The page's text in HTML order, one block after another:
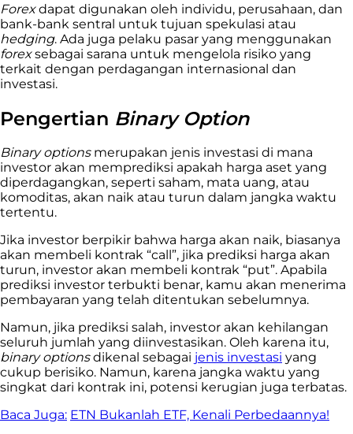
Forexdapat digunakan oleh individu, perusahaan, dan
bank-bank sentral untuk tujuan spekulasi atau
hedging. Ada juga pelaku pasar yang menggunakan
forexsebagai sarana untuk mengelola risiko yang
terkait dengan perdagangan internasional dan
investasi.
Pengertian Binary Option
Binary optionsmerupakan jenis investasi di mana
investor akan memprediksi apakah harga aset yang
diperdagangkan, seperti saham, mata uang, atau
komoditas, akan naik atau turun dalam jangka waktu
tertentu.
Jika investor berpikir bahwa harga akan naik, biasanya
akan membeli kontrak “call”, jika prediksi harga akan
turun, investor akan membeli kontrak “put”. Apabila
prediksi investor terbukti benar, kamu akan menerima
pembayaran yang telah ditentukan sebelumnya.
Namun, jika prediksi salah, investor akan kehilangan
seluruh jumlah yang diinvestasikan. Oleh karena itu,
binary optionsdikenal sebagai jenis investasi yang
cukup berisiko. Namun, karena jangka waktu yang
singkat dari kontrak ini, potensi kerugian juga terbatas.
Baca Juga: ETN Bukanlah ETF, Kenali Perbedaannya!